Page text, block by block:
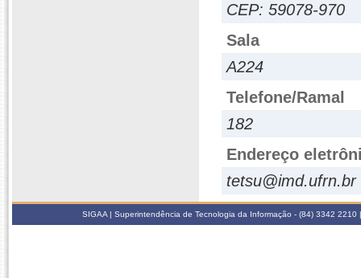
CEP: 59078-970
Sala
A224
Telefone/Ramal
182
Endereço
tetsu@imd.ufrn.br
SIGAA | Superintendência de Tecnologia da Informação - (84) 3342